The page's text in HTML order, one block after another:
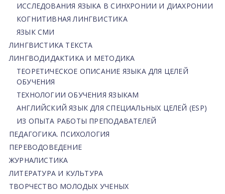
ИССЛЕДОВАНИЯ ЯЗЫКА В СИНХРОНИИ И ДИАХРОНИИ
КОГНИТИВНАЯ ЛИНГВИСТИКА
ЯЗЫК СМИ
ЛИНГВИСТИКА ТЕКСТА
ЛИНГВОДИДАКТИКА И МЕТОДИКА
ТЕОРЕТИЧЕСКОЕ ОПИСАНИЕ ЯЗЫКА ДЛЯ ЦЕЛЕЙ
ОБУЧЕНИЯ
ТЕХНОЛОГИИ ОБУЧЕНИЯ ЯЗЫКАМ
АНГЛИЙСКИЙ ЯЗЫК ДЛЯ СПЕЦИАЛЬНЫХ ЦЕЛЕЙ (ESP)
ИЗ ОПЫТА РАБОТЫ ПРЕПОДАВАТЕЛЕЙ
ПЕДАГОГИКА. ПСИХОЛОГИЯ
ПЕРЕВОДОВЕДЕНИЕ
ЖУРНАЛИСТИКА
ЛИТЕРАТУРА И КУЛЬТУРА
ТВОРЧЕСТВО МОЛОДЫХ УЧЕНЫХ